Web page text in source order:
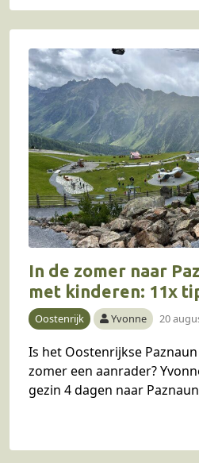
In de zomer naar
met kinderen: 11x
Oostenrijk Yvonne 20
Is het Oostenrijkse
zomer een aanrader?
gezin 4 dagen naar